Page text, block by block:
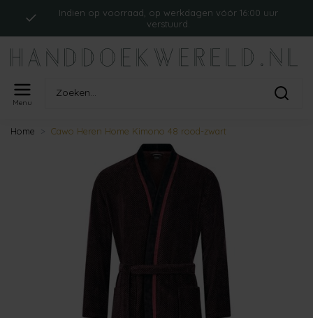
Indien op voorraad, op werkdagen vóór 16:00 uur
verstuurd.
Menu
Home Cawo Heren Home Kimono 48 rood-zwart